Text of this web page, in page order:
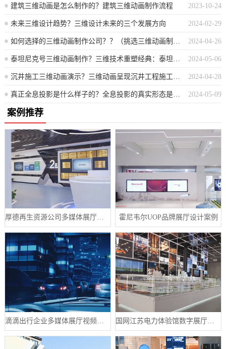
2023-10-24
建筑三维动画是怎么制作的？建筑三维动画制作流程
2024-02-29
未来三维设计趋势？三维设计未来的三个发展方向
2024-04-26
2024-05-06
2024-04-28
2024-05-09
真正全息投影是什么样子的？全息投影的真实形态是怎样的？
案例推荐
厚德再生资源公司多媒体展厅设计案例 霍尼韦尔UOP品牌展厅设计案例
滴滴出行企业多媒体展厅视频制作案例